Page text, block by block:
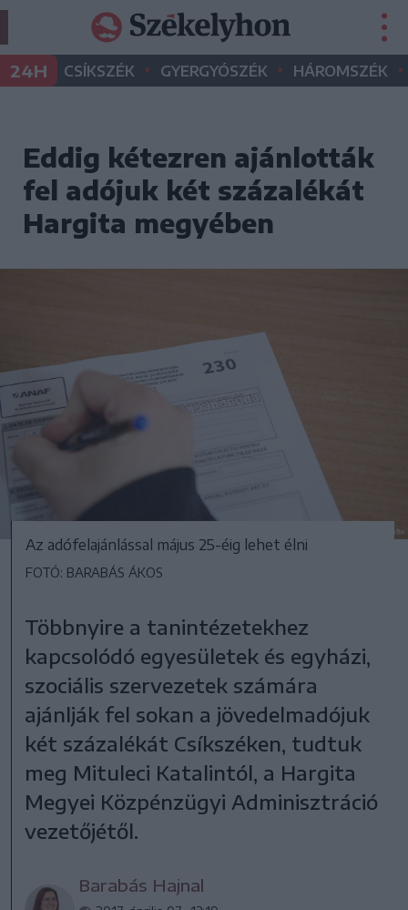
24H CSÍKSZÉK • GYERGYÓSZÉK • HÁROMSZÉK •
Eddig kétezren ajánlották
fel adójuk két százalékát
Hargita megyében
Az adófelajánlással május 25-éig lehet élni
FOTÓ: BARABÁS ÁKOS
Többnyire a tanintézetekhez
kapcsolódó egyesületek és egyházi,
szociális szervezetek számára
ajánlják fel sokan a jövedelmadójuk
két százalékát Csíkszéken, tudtuk
meg Mituleci Katalintól, a Hargita
Megyei Közpénzügyi Adminisztráció
vezetőjétől.
Barabás Hajnal